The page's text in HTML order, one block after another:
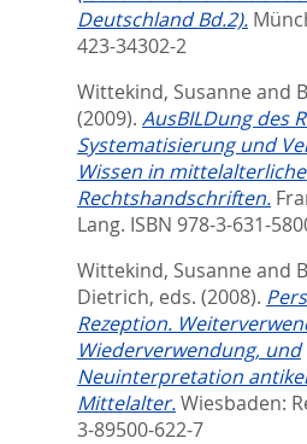
Deutschland Bd.2).
423-34302-2
Wittekind, Susanne and
(2009). AusBILDung des
Systematisierung und
Wissen in
Rechtshandschriften.
Lang. ISBN 978-3-631-
Wittekind, Susanne and
Dietrich, eds. (2008).
Rezeption.
Wiederverwendung, und
Neuinterpretation
Mittelalter.Wiesbaden:
3-89500-622-7